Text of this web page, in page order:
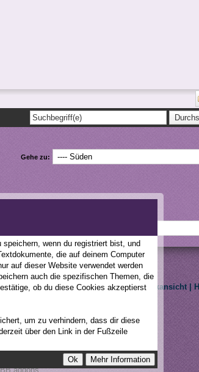
wenn du registriert bist, und
die auf deinem Computer
auf dieser Website verwendet werden
auch die spezifischen Themen, die
ob du diese Cookies akzeptierst
um zu verhindern, dass dir diese
über den Link in der Fußzeile
Gehe zu:
|Datenschutzerklärung|Druckansicht|
Inc. All rights reserved to their respective owners.
addons.